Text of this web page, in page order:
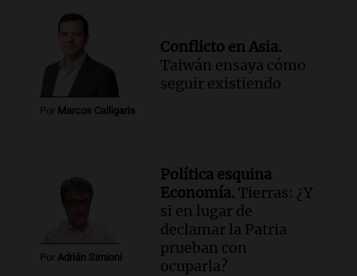
Por Marcos Calligaris
Conflicto en Asia.
Taiwán ensaya cómo
seguir existiendo
Por Adrián Simioni
Política esquina
Economía. Tierras: ¿Y
si en lugar de
declamar la Patria
prueban con
ocuparla?